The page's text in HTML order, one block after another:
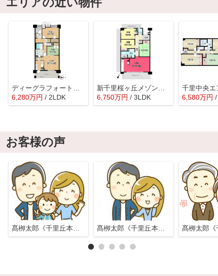
6,280万円 / 2LDK
6,750万円 / 3LDK
千里中央エ
6,580万円
お客様の声